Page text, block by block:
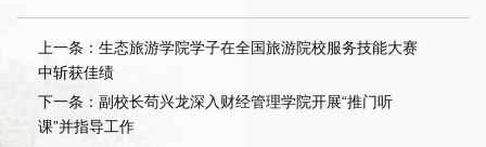
上一条：生态旅游学院学子在全国旅游院校服务技能大赛
中斩获佳绩
下一条：副校长苟兴龙深入财经管理学院开展“推门听
课”并指导工作